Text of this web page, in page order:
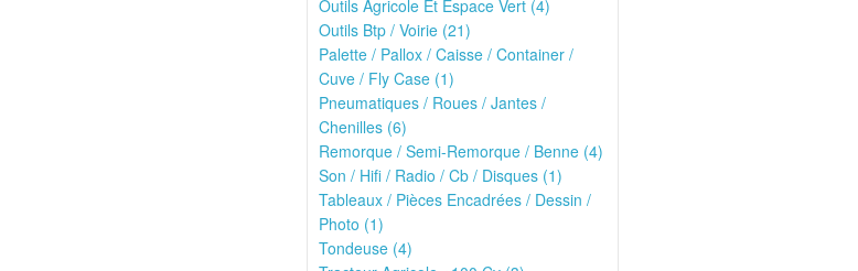
Outils Agricole Et Espace Vert (4)
Outils Btp / Voirie (21)
Palette / Pallox / Caisse / Container /
Cuve / Fly Case (1)
Pneumatiques / Roues / Jantes /
Chenilles (6)
Remorque / Semi-Remorque / Benne (4)
Son / Hifi / Radio / Cb / Disques (1)
Tableaux / Pièces Encadrées / Dessin /
Photo (1)
Tondeuse (4)